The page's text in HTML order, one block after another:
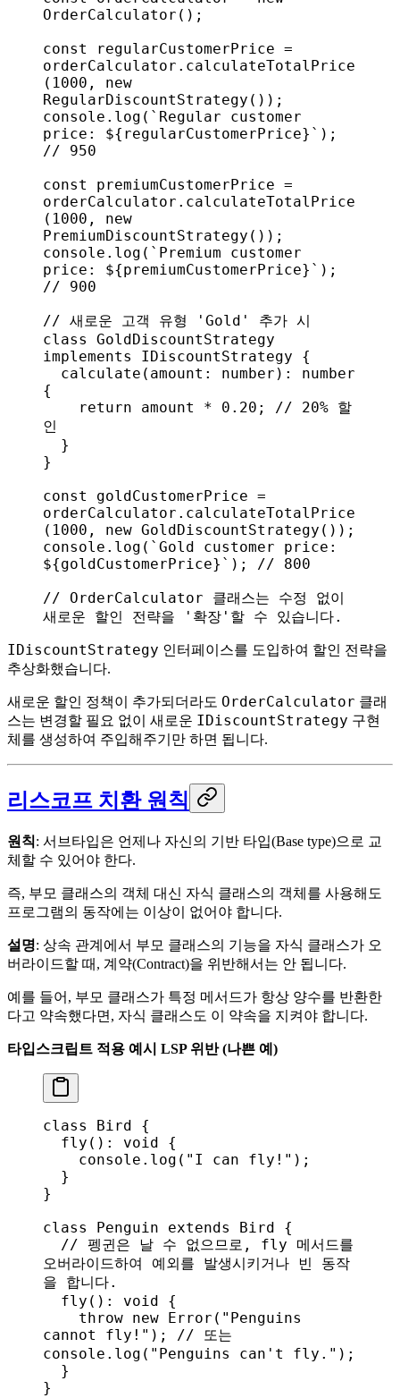
OrderCalculator ();
const
regularCustomerPrice
orderCalculator . calculateTotalPrice
( 1000 , new
RegularDiscountStrategy ());
console . log ( `Regular customer
price: ${ regularCustomerPrice} `
// 950
const
premiumCustomerPrice
orderCalculator . calculateTotalPrice
( 1000 , new
PremiumDiscountStrategy ());
console . log ( `Premium customer
price: ${premiumCustomerPrice} `
// 900
// 새로운 고객 유형 'Gold' 추가 시
class
GoldDiscountStrategy
implements
IDiscountStrategy {
  calculate
( amount : number ): number
{
    return
amount * 0.20 ; // 20% 할
인
  }
}
const
goldCustomerPrice
orderCalculator . calculateTotalPrice
( 1000 , new GoldDiscountStrategy ());
console . log (
${goldCustomerPrice} ` ); // 800
// OrderCalculator 클래스는 수정 없이
새로운 할인 전략을 '확장'할 수 있습니다.
IDiscountStrategy 인터페이스를 도입하여 할인 전략을
추상화했습니다.
새로운 할인 정책이 추가되더라도 OrderCalculator 클래
스는 변경할 필요 없이 새로운 IDiscountStrategy 구현
체를 생성하여 주입해주기만 하면 됩니다.
리스코프 치환 원칙
원칙: 서브타입은 언제나 자신의 기반 타입(Base type)으로 교
체할 수 있어야 한다.
즉, 부모 클래스의 객체 대신 자식 클래스의 객체를 사용해도
프로그램의 동작에는 이상이 없어야 합니다.
설명: 상속 관계에서 부모 클래스의 기능을 자식 클래스가 오
버라이드할 때, 계약(Contract)을 위반해서는 안 됩니다.
예를 들어, 부모 클래스가 특정 메서드가 항상 양수를 반환한
다고 약속했다면, 자식 클래스도 이 약속을 지켜야 합니다.
타입스크립트 적용 예시 LSP 위반 (나쁜 예)
class Bird
{
  fly
(): void
{
    console
. log ( "I can fly!" );
  }
}
class
Penguin extends Bird
{
오버라이드하여 예외를 발생시키거나 빈 동작
을 합니다.
  fly
(): void
{
    throw
new Error ( "Penguins
cannot fly!" ); // 또는
console.log("Penguins can't fly.");
  }
}